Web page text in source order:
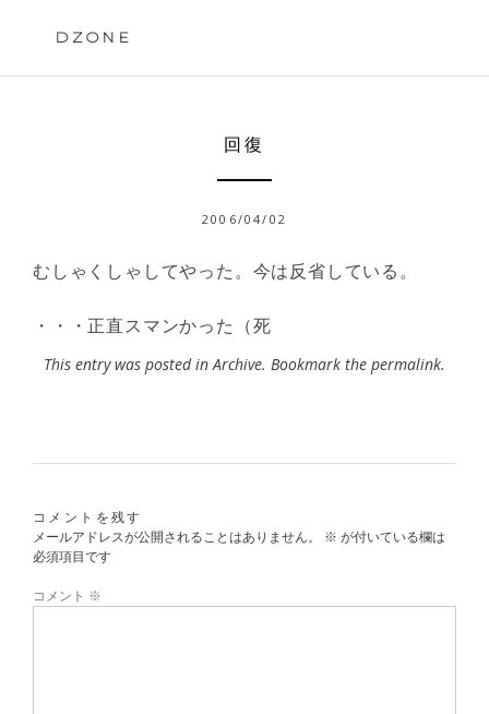
DZONE
回復
2006/04/02
むしゃくしゃしてやった。今は反省している。
・・・正直スマンかった（死
This entry was posted inArchive. Bookmark the permalink.
コメントを残す
メールアドレスが公開されることはありません。
※ が付いている欄は
必須項目です
コメント ※